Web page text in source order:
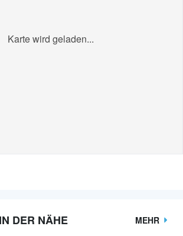
Karte wird geladen...
DER NÄHE MEHR